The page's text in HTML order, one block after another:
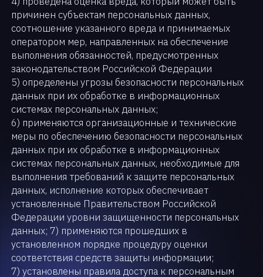
причинен субъектам персональных данных,
соотношение указанного вреда и принимаемых
оператором мер, направленных на обеспечение
выполнения обязанностей, предусмотренных
законодательством Российской Федерации
5) определены угрозы безопасности персональных
данных при их обработке в информационных
системах персональных данных;
6) применяются организационные и технические
меры по обеспечению безопасности персональных
данных при их обработке в информационных
системах персональных данных, необходимые для
выполнения требований к защите персональных
данных, исполнение которых обеспечивает
установленные Правительством Российской
Федерации уровни защищенности персональных
данных; 7) применяются прошедших в
установленном порядке процедуру оценки
соответствия средств защиты информации;
7) установлены правила доступа к персональным